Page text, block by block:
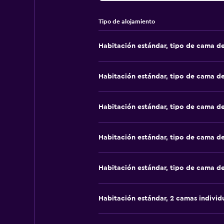
pueden garantizar. Están sujetas
anticipación! Antes de viajar a
propiedad, como mínimo, 72
reservación. Los huéspedes
recepción los recibirá al
aceptan animales de servicio
Tipo de alojamiento
Habitación estándar, tipo de cama
Habitación estándar, tipo de cama
Habitación estándar, tipo de cama
Habitación estándar, tipo de cama
Habitación estándar, tipo de cama
Habitación estándar, 2 camas